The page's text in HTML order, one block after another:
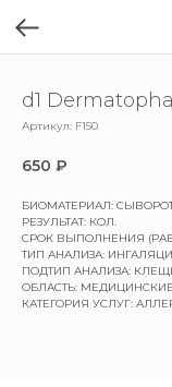
d1
Артикул: F150
650 ₽
БИОМАТЕРИАЛ:
РЕЗУЛЬТАТ: КОЛ.
СРОК ВЫПОЛНЕНИЯ
ТИП АНАЛИЗА:
ПОДТИП АНАЛИЗА:
ОБЛАСТЬ:
КАТЕГОРИЯ УСЛУГ: